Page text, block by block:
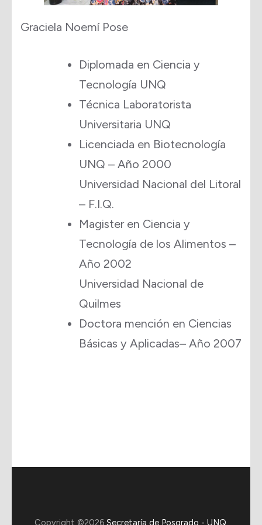
Graciela Noemí Pose
Diplomada en Ciencia y
Tecnología UNQ
Técnica Laboratorista
Universitaria UNQ
Licenciada en Biotecnología
UNQ – Año 2000
Universidad Nacional del Litoral
– F.I.Q.
Magister en Ciencia y
Tecnología de los Alimentos –
Año 2002
Universidad Nacional de
Quilmes
Doctora mención en Ciencias
Básicas y Aplicadas– Año 2007
Copyright ©2026 Secretaría de Posgrado - UNQ